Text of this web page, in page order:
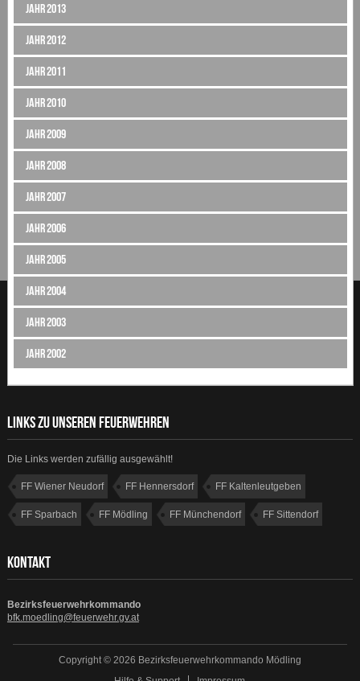
Jahr 2013
Jahr 2012
Jahr 2011
Jahr 2010
Jahr 2009
Jahr 2008
Jahr 2007
Jahr 2006
Jahr 2005
Jahr 2004
Jahr 2003
Jahr 2002
LINKS ZU UNSEREN FEUERWEHREN
Die Links werden zufällig ausgewählt!
FF Wiener Neudorf FF Hennersdorf FF Kaltenleutgeben
FF Sparbach FF Mödling FF Münchendorf FF Sittendorf
KONTAKT
Bezirksfeuerwehrkommando
bfk.moedling@feuerwehr.gv.at
Copyright © 2026 Bezirksfeuerwehrkommando Mödling